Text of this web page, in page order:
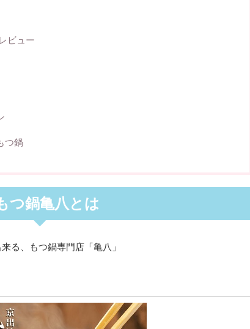
ビュー
つ鍋
つ鍋亀八とは
る、もつ鍋専門店「亀八」